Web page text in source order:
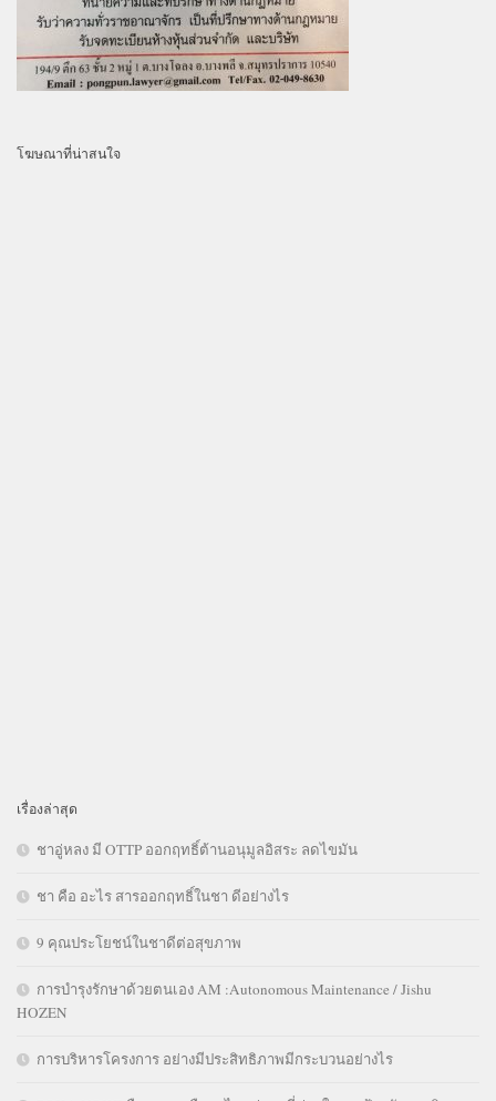
โฆษณาที่น่าสนใจ
เรื่องล่าสุด
ชาอู่หลง มี OTTP ออกฤทธิ์ต้านอนุมูลอิสระ ลดไขมัน
ชา คือ อะไร สารออกฤทธิ์ในชา ดีอย่างไร
9 คุณประโยชน์ในชาดีต่อสุขภาพ
การบำรุงรักษาด้วยตนเอง AM :Autonomous Maintenance / Jishu
HOZEN
การบริหารโครงการ อย่างมีประสิทธิภาพมีกระบวนอย่างไร